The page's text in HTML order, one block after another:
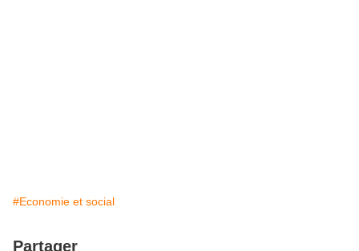
#Economie et social
Partager